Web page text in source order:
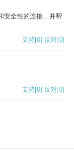
安全性的连接，并帮
支持[0] 反对[0]
支持[0] 反对[0]